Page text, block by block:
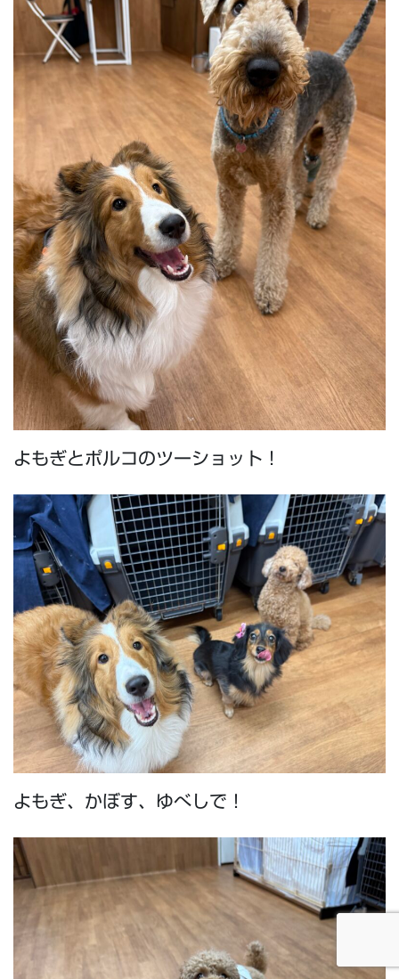
よもぎとポルコのツーショット！
よもぎ、かぼす、ゆべしで！